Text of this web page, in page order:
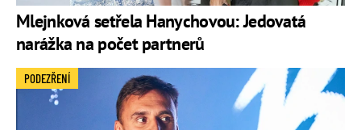
Mlejnková setřela Hanychovou: Jedovatá
narážka na počet partnerů
PODEZŘENÍ